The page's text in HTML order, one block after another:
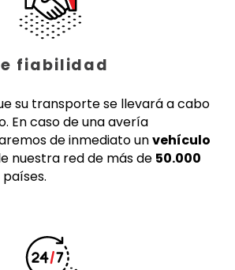
fiabilidad
su transporte se llevará a cabo
En caso de una avería
de inmediato unvehículo
nuestra red de más de 50.000